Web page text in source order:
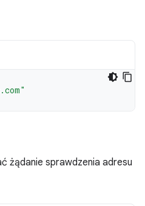
żądanie sprawdzenia adresu